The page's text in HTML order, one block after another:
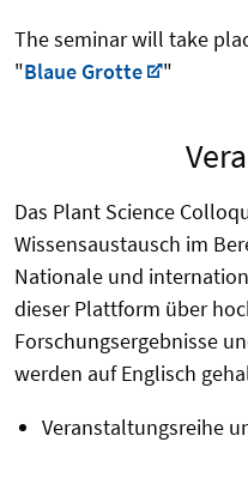
The seminar will take
"Blaue Grotte "
Das Plant Science
Wissensaustausch im
Nationale und
dieser Plattform über
Forschungsergebnisse
werden auf Englisch
Veranstaltungsreihe